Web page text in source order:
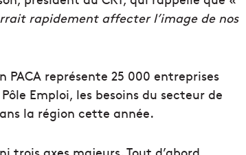
rapidement affecter l’image de nos
représente 25 000 entreprises
Emploi, les besoins du secteur de
la région cette année.